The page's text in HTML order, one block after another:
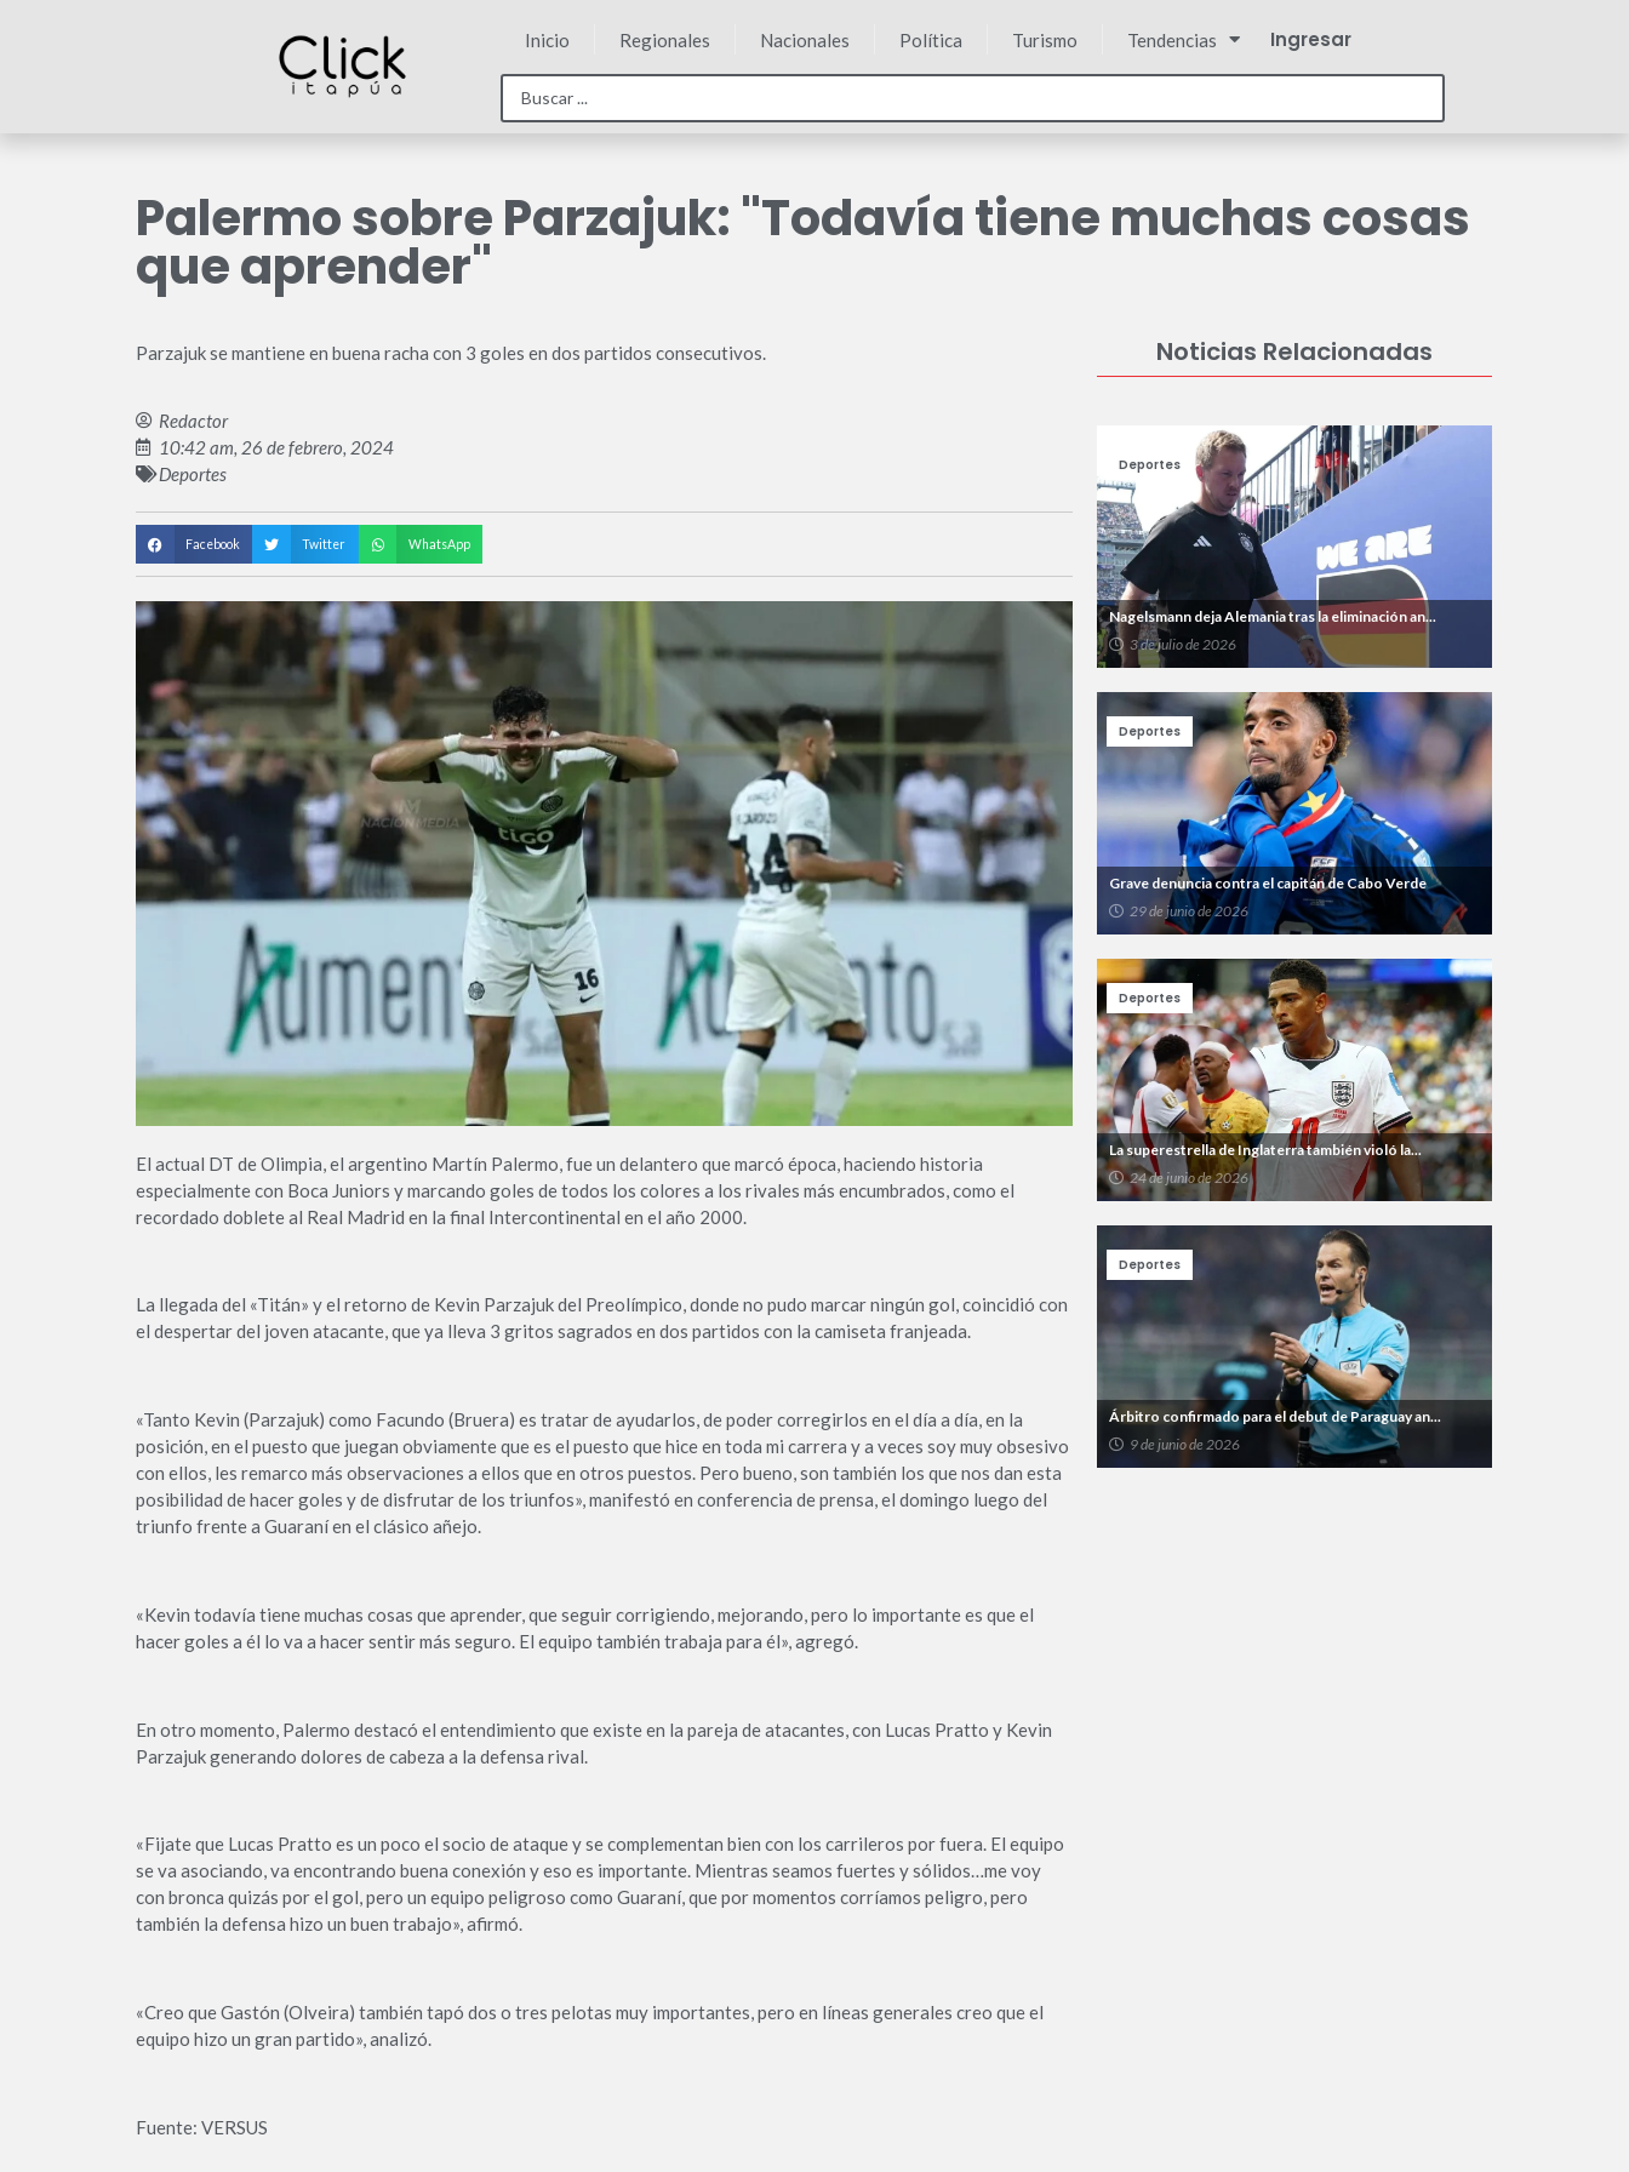
Inicio Regionales Nacionales Política Turismo Tendencias Ingresar
Palermo sobre Parzajuk: "Todavía tiene muchas cosas
que aprender"
Parzajuk se mantiene en buena racha con 3 goles en dos partidos consecutivos.
Redactor
10:42 am, 26 de febrero, 2024
Deportes
Facebook Twitter WhatsApp
El actual DT de Olimpia, el argentino Martín Palermo, fue un delantero que marcó época, haciendo historia
especialmente con Boca Juniors y marcando goles de todos los colores a los rivales más encumbrados, como el
recordado doblete al Real Madrid en la final Intercontinental en el año 2000.
La llegada del «Titán» y el retorno de Kevin Parzajuk del Preolímpico, donde no pudo marcar ningún gol, coincidió con
el despertar del joven atacante, que ya lleva 3 gritos sagrados en dos partidos con la camiseta franjeada.
«Tanto Kevin (Parzajuk) como Facundo (Bruera) es tratar de ayudarlos, de poder corregirlos en el día a día, en la
posición, en el puesto que juegan obviamente que es el puesto que hice en toda mi carrera y a veces soy muy obsesivo
con ellos, les remarco más observaciones a ellos que en otros puestos. Pero bueno, son también los que nos dan esta
posibilidad de hacer goles y de disfrutar de los triunfos», manifestó en conferencia de prensa, el domingo luego del
triunfo frente a Guaraní en el clásico añejo.
«Kevin todavía tiene muchas cosas que aprender, que seguir corrigiendo, mejorando, pero lo importante es que el
hacer goles a él lo va a hacer sentir más seguro. El equipo también trabaja para él», agregó.
En otro momento, Palermo destacó el entendimiento que existe en la pareja de atacantes, con Lucas Pratto y Kevin
Parzajuk generando dolores de cabeza a la defensa rival.
«Fijate que Lucas Pratto es un poco el socio de ataque y se complementan bien con los carrileros por fuera. El equipo
se va asociando, va encontrando buena conexión y eso es importante. Mientras seamos fuertes y sólidos…me voy
con bronca quizás por el gol, pero un equipo peligroso como Guaraní, que por momentos corríamos peligro, pero
también la defensa hizo un buen trabajo», afirmó.
«Creo que Gastón (Olveira) también tapó dos o tres pelotas muy importantes, pero en líneas generales creo que el
equipo hizo un gran partido», analizó.
Fuente: VERSUS
Noticias Relacionadas
Nagelsmann deja Alemania tras la eliminación an...
3 de julio de 2026
Deportes
Grave denuncia contra el capitán de Cabo Verde
29 de junio de 2026
Deportes
La superestrella de Inglaterra también violó la...
24 de junio de 2026
Deportes
Árbitro confirmado para el debut de Paraguay an...
9 de junio de 2026
Deportes